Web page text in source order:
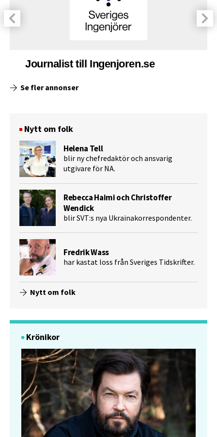
Journalist till Ingenjoren.se
Se fler annonser
Nytt om folk
Helena Tell
blir ny chefredaktör och ansvarig
utgivare för NA.
Rebecca Haimi och Christoffer
Wendick
blir SVT:s nya Ukrainakorrespondenter.
Fredrik Wass
har kastat loss från Sveriges Tidskrifter.
Nytt om folk
Krönikor